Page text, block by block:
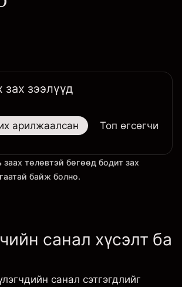
зах зээлүүд
арилжаалсан Топ өгсөгчид
төлөвтэй бөгөөд бодит зах
байж болно.
санал хүсэлт ба
санал сэтгэгдлийг